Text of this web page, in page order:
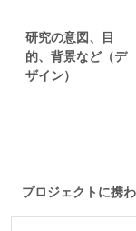
研究の意図、目
的、背景など（デ
ザイン）
プロジェクトに携